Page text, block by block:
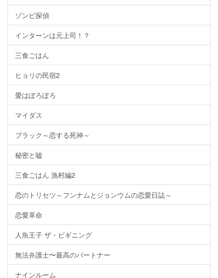
ゾンビ探偵
インターンは元上司！？
三食ごはん
ヒョリの民宿2
愛はぽろぽろ
マイダス
ブラック～恋する死神～
秘密と嘘
三食ごはん 漁村編2
恋のトリセツ～フンナムとジョンウムの恋愛日誌～
恋愛革命
人魚王子 ザ・ビギニング
無法弁護士〜最高のパートナー
ナインルーム